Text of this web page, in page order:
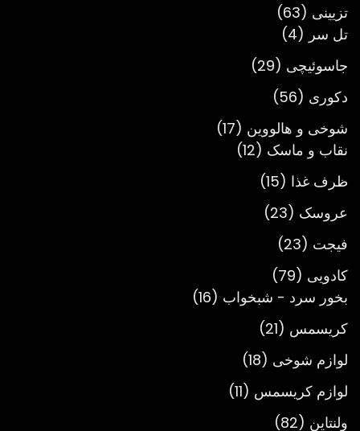
تزیینی 63
63
محصول
تل سر 4
4
محصول
جاسوئیچی 29
29
دکوری 56
56
محصول
شوخی و هالووین 17
17
نقاب و ماسک 12
12
ظرف غذا 15
15
محصول
عروسک 23
23
فیجت 23
23
محصول
کادویی 79
79
محصول
بخور سرد - شبخواب 16
16
کریسمس 21
21
محصول
لوازم شوخی 18
18
محصول
لوازم کریسمس 11
11
ولنتاین 82
82